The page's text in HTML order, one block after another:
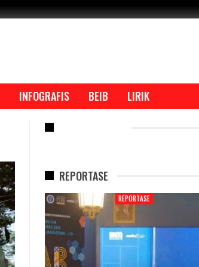
INFOGRAFIS BEIB LIRIK
REPORTASE
REPORTASE